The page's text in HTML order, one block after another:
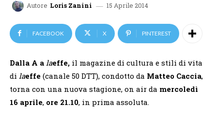
Autore Loris Zanini 15 Aprile 2014
FACEBOOK X PINTEREST
Dalla A a laeffe, il magazine di cultura e stili di vita
di laeffe (canale 50 DTT), condotto da Matteo Caccia,
torna con una nuova stagione, on air da mercoledì
16 aprile, ore 21.10, in prima assoluta.